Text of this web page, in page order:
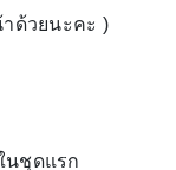
าด้วยนะคะ )
นชุดแรก